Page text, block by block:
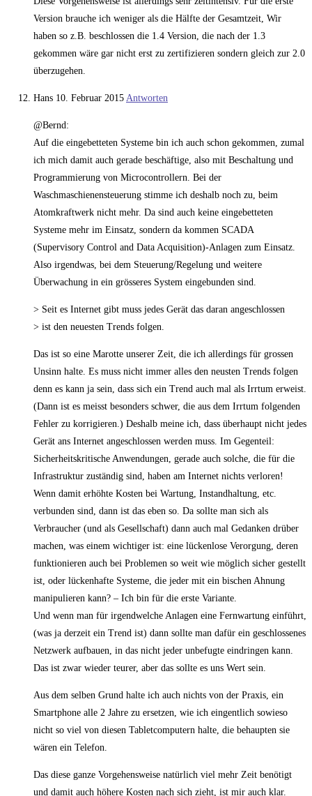
Version brauche ich weniger als die Hälfte der Gesamtzeit, Wir
haben so z.B. beschlossen die 1.4 Version, die nach der 1.3
gekommen wäre gar nicht erst zu zertifizieren sondern gleich zur 2.0
überzugehen.
Hans 10. Februar 2015 Antworten
@Bernd:
Auf die eingebetteten Systeme bin ich auch schon gekommen, zumal
ich mich damit auch gerade beschäftige, also mit Beschaltung und
Programmierung von Microcontrollern. Bei der
Waschmaschienensteuerung stimme ich deshalb noch zu, beim
Atomkraftwerk nicht mehr. Da sind auch keine eingebetteten
Systeme mehr im Einsatz, sondern da kommen SCADA
(Supervisory Control and Data Acquisition)-Anlagen zum Einsatz.
Also irgendwas, bei dem Steuerung/Regelung und weitere
Überwachung in ein grösseres System eingebunden sind.
> Seit es Internet gibt muss jedes Gerät das daran angeschlossen
> ist den neuesten Trends folgen.
Das ist so eine Marotte unserer Zeit, die ich allerdings für grossen
Unsinn halte. Es muss nicht immer alles den neusten Trends folgen
denn es kann ja sein, dass sich ein Trend auch mal als Irrtum erweist.
(Dann ist es meisst besonders schwer, die aus dem Irrtum folgenden
Fehler zu korrigieren.) Deshalb meine ich, dass überhaupt nicht jedes
Gerät ans Internet angeschlossen werden muss. Im Gegenteil:
Sicherheitskritische Anwendungen, gerade auch solche, die für die
Infrastruktur zuständig sind, haben am Internet nichts verloren!
Wenn damit erhöhte Kosten bei Wartung, Instandhaltung, etc.
verbunden sind, dann ist das eben so. Da sollte man sich als
Verbraucher (und als Gesellschaft) dann auch mal Gedanken drüber
machen, was einem wichtiger ist: eine lückenlose Verorgung, deren
funktionieren auch bei Problemen so weit wie möglich sicher gestellt
ist, oder lückenhafte Systeme, die jeder mit ein bischen Ahnung
manipulieren kann? – Ich bin für die erste Variante.
Und wenn man für irgendwelche Anlagen eine Fernwartung einführt,
(was ja derzeit ein Trend ist) dann sollte man dafür ein geschlossenes
Netzwerk aufbauen, in das nicht jeder unbefugte eindringen kann.
Das ist zwar wieder teurer, aber das sollte es uns Wert sein.
Aus dem selben Grund halte ich auch nichts von der Praxis, ein
Smartphone alle 2 Jahre zu ersetzen, wie ich eingentlich sowieso
nicht so viel von diesen Tabletcomputern halte, die behaupten sie
wären ein Telefon.
Das diese ganze Vorgehensweise natürlich viel mehr Zeit benötigt
und damit auch höhere Kosten nach sich zieht, ist mir auch klar.